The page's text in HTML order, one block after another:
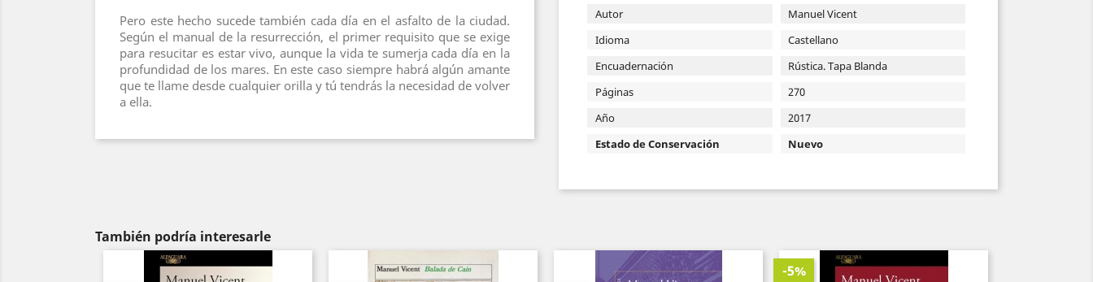
Pero este hecho sucede también cada día en el asfalto de la ciudad.
Según el manual de la resurrección, el primer requisito que se exige
para resucitar es estar vivo, aunque la vida te sumerja cada día en la
profundidad de los mares. En este caso siempre habrá algún amante
que te llame desde cualquier orilla y tú tendrás la necesidad de volver
a ella.
Autor
Manuel Vicent
Idioma
Castellano
Encuadernación
Rústica. Tapa Blanda
Páginas
270
Año
2017
Estado de Conservación
Nuevo
También podría interesarle
-5%